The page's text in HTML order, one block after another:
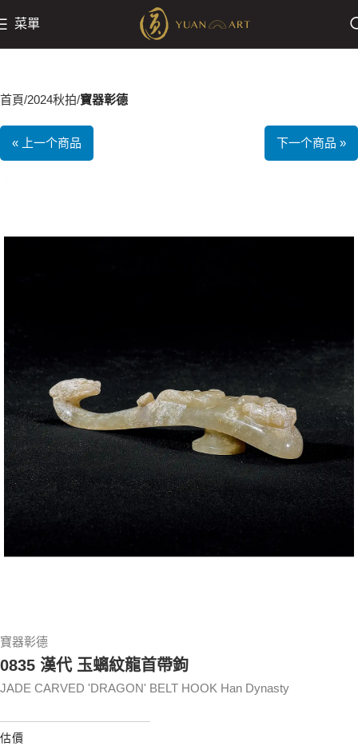
菜單
首頁 2024秋拍 寶器彰德
« 上一个商品 下一个商品 »
寶器彰德
0835 漢代 玉螭紋龍首帶鉤
JADE CARVED 'DRAGON' BELT HOOK Han Dynasty
估價